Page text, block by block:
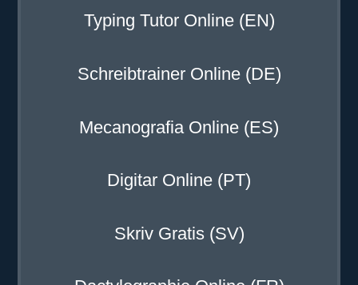
Typing Tutor Online (EN)
Schreibtrainer Online (DE)
Mecanografia Online (ES)
Digitar Online (PT)
Skriv Gratis (SV)